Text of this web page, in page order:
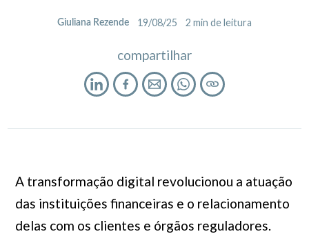
Giuliana Rezende 19/08/25 2 min de leitura
compartilhar
A transformação digital revolucionou a atuação
das instituições financeiras e o relacionamento
delas com os clientes e órgãos reguladores.